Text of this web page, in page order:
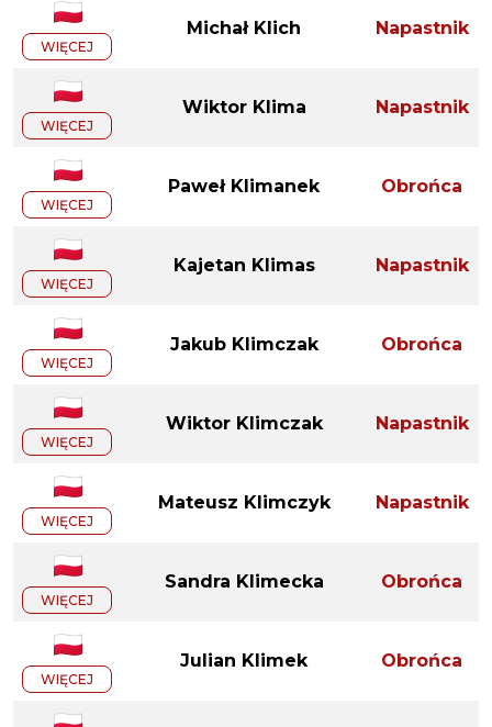
WIĘCEJ
Michał Klich Napastnik
WIĘCEJ
Wiktor Klima Napastnik
WIĘCEJ
Paweł Klimanek Obrońca
WIĘCEJ
Kajetan Klimas Napastnik
WIĘCEJ
Jakub Klimczak Obrońca
WIĘCEJ
Wiktor Klimczak Napastnik
WIĘCEJ
Mateusz Klimczyk Napastnik
WIĘCEJ
Sandra Klimecka Obrońca
WIĘCEJ
Julian Klimek Obrońca